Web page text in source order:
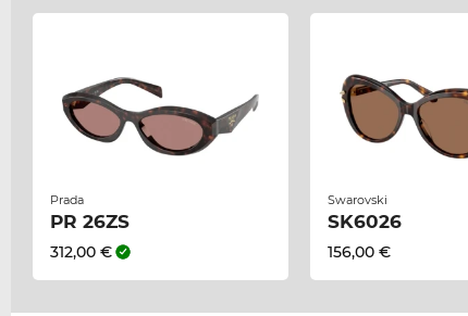
Prada
PR 26ZS
312,00 €
Swarovski
SK6026
156,00 €